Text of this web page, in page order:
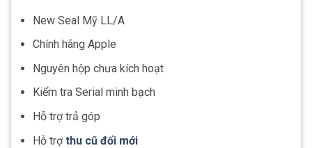
New Seal Mỹ LL/A
Chính hãng Apple
Nguyên hộp chưa kích hoạt
Kiểm tra Serial minh bạch
Hỗ trợ trả góp
Hỗ trợthu cũ đổi mới